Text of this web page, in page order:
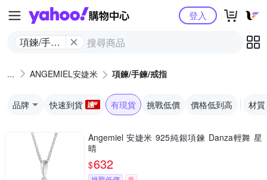
Yahoo購物中心
項鍊/手鍊/
登入
ANGEMIEL安婕米 項鍊/手鍊/戒指
品牌 快速到貨 有現貨 挑戰低價 價格低到高 材質
Angemiel 安婕米 925純銀項鍊 Danza輕舞 星
晴
$632